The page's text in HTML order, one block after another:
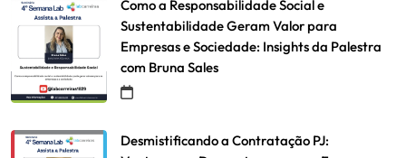
Como a Responsabilidade Social e
Sustentabilidade Geram Valor para
Empresas e Sociedade: Insights da Palestra
com Bruna Sales
Desmistificando a Contratação PJ: